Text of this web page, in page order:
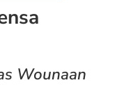
Wounaan